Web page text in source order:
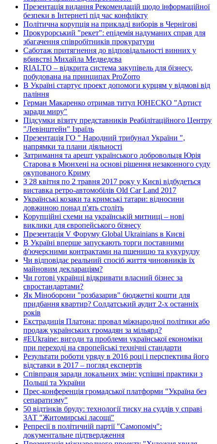
Презентація видання Рекомендацій щодо інформаційної
безпеки в Інтернеті під час конфлікту
Політична корупція на прикладі виборів в Чернігові
Прокурорський "рекет": епідемія надуманих справ для
збагачення співробітників прокуратури
Саботаж притягнення до відповідальності винних у
вбивстві Михайла Медведєва
RIALTO – відкрита система закупівель для бізнесу,
побудована на принципах ProZorro
В Україні стартує проект допомоги курцям у відмові від
паління
Герман Макаренко отримав титул ЮНЕСКО "Артист
заради миру"
Підсумки візиту представників Реабілітаційного Центру
"Левінштейн" Ізраїль
Презентація ГО " Народний трибунал України ",
напрямки та плани діяльності
Затримання та арешт українського добровольця Юрія
Старова в Мюнхені на основі рішення незаконного суду
окупованого Криму
З 28 квітня по 2 травня 2017 року у Києві відбудеться
виставка ретро-автомобілів Old Car Land 2017
Українські козаки та кримські татари: відносини
довжиною понад п'ять століть
Корупційні схеми на українській митниці – нові
виклики для європейського бізнесу
Презентація V Форуму Global Ukrainians в Києві
В Україні вперше запускають торги поставними
ф'ючерсними контрактами на пшеницю та кукурудзу
Чи відповідає реальний спосіб життя чиновників їх
майновим деклараціям?
Чи готові українці відкривати власний бізнес за
євростандартами?
Як Міноборони "розбазарив" бюджетні кошти для
придбання квартир? Солдатський аудит 2-х останніх
років
Екстрадиція Платона: провал міжнародної політики або
продаж українських громадян за мільярд?
#EUkraine: вигоди та проблеми української економіки
при переході на європейські технічні стандарти
Результати роботи уряду в 2016 році і перспектива його
відставки в 2017 – погляд експертів
Співпраця заради локальних змін: успішні практики з
Польщі та України
Прес-конференція громадської платформи "Україна без
сепаратизму"
50 відтінків бруду: технології тиску на суддів у справі
ЗАТ "Житомирські ласощі"
Репресії в політичній партії "Самопоміч":
документальне підтвердження